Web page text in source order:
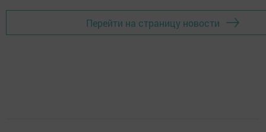
Перейти на страницу новости